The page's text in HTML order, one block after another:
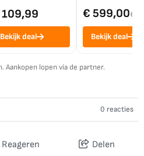
Bekijk deal
€ 599,00€
Bekijk deal
Aankopen lopen via de partner.
0 reacties
Reageren Delen